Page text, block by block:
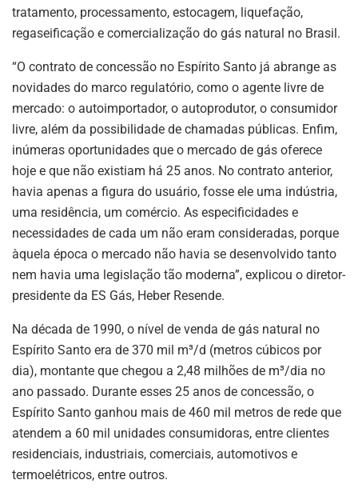
tratamento, processamento, estocagem, liquefação,
regaseificação e comercialização do gás natural no Brasil.
“O contrato de concessão no Espírito Santo já abrange as
novidades do marco regulatório, como o agente livre de
mercado: o autoimportador, o autoprodutor, o consumidor
livre, além da possibilidade de chamadas públicas. Enfim,
inúmeras oportunidades que o mercado de gás oferece
hoje e que não existiam há 25 anos. No contrato anterior,
havia apenas a figura do usuário, fosse ele uma indústria,
uma residência, um comércio. As especificidades e
necessidades de cada um não eram consideradas, porque
àquela época o mercado não havia se desenvolvido tanto
nem havia uma legislação tão moderna”, explicou o diretor-
presidente da ES Gás, Heber Resende.
Na década de 1990, o nível de venda de gás natural no
Espírito Santo era de 370 mil m³/d (metros cúbicos por
dia), montante que chegou a 2,48 milhões de m³/dia no
ano passado. Durante esses 25 anos de concessão, o
Espírito Santo ganhou mais de 460 mil metros de rede que
atendem a 60 mil unidades consumidoras, entre clientes
residenciais, industriais, comerciais, automotivos e
termoelétricos, entre outros.